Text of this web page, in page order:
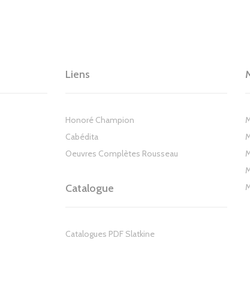
Liens
Honoré Champion
Cabédita
Oeuvres Complètes Rousseau
Catalogue
Catalogues PDF Slatkine